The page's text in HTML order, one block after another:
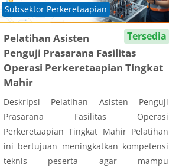
Tersedia
Pelatihan Asisten
Penguji Prasarana Fasilitas
Operasi Perkeretaapian Tingkat
Mahir
Course category
Subsektor Perkeretaapian
Deskripsi Pelatihan Asisten Penguji
Prasarana Fasilitas Operasi
Perkeretaapian Tingkat Mahir Pelatihan
ini bertujuan meningkatkan kompetensi
teknis peserta agar mampu